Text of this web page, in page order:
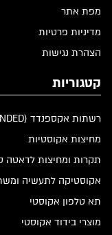
מפת אתר
מדיניות פרטיות
הצהרת נגישות
קטגוריות
רשתות אקספנדד (EXPANDED)
מחיצות אקוסטיות
תקרות ומחיצות לדאטה
אקוסטיקה לתעשיה
תא טלפון אקוסטי
מוצרי בידוד אקוסטי